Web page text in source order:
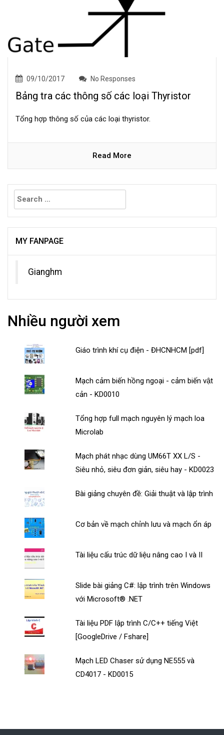
09/10/2017 No Responses
Bảng tra các thông số các loại Thyristor
Tổng hợp thông số của các loại thyristor.
Read More
Search
for:
MY FANPAGE
Gianghm
Nhiều người xem
Giáo trình khí cụ điện - ĐHCNHCM [pdf]
Mạch cảm biến hồng ngoại - cảm biến vật
cản - KD0010
Tổng hợp full mạch nguyên lý mạch loa
Microlab
Mạch phát nhạc dùng UM66T XX L/S -
Siêu nhỏ, siêu đơn giản, siêu hay - KD0023
Bài giảng chuyên đề: Giải thuật và lập trình
Cơ bản về mạch chỉnh lưu và mạch ổn áp
Tài liệu cấu trúc dữ liệu nâng cao I và II
Slide bài giảng C#: lập trình trên Windows
với Microsoft® .NET
Tài liệu PDF lập trình C/C++ tiếng Việt
[GoogleDrive / Fshare]
Mạch LED Chaser sử dụng NE555 và
CD4017 - KD0015